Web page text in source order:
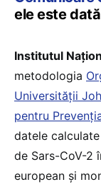
ele este
Institutul
metodologia
Universității
pentru
datele
de Sars-CoV-2
european și